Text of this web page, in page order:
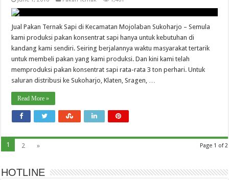
Jual Pakan Ternak Sapi di Kecamatan Mojolaban Sukoharjo – Semula
kami produksi pakan konsentrat sapi hanya untuk kebutuhan di
kandang kami sendiri. Seiring berjalannya waktu masyarakat tertarik
untuk membeli pakan yang kami produksi. Dan kini kami telah
memproduksi pakan konsentrat sapi rata-rata 3 ton perhari. Untuk
saluran distribusi ke Sukoharjo, Klaten, Sragen, …
Read More »
Page 1 of 2
1 2 »
HOTLINE